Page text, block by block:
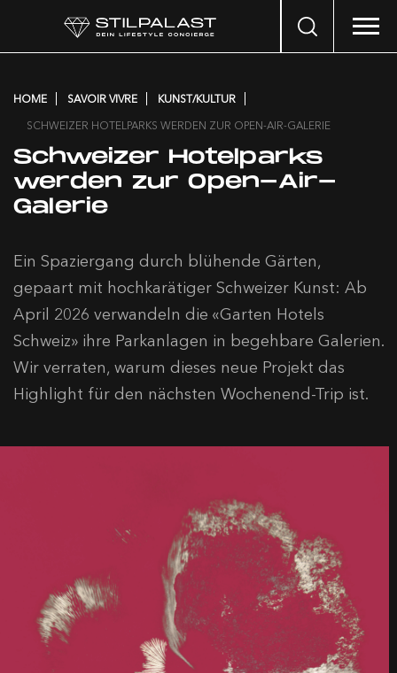
Search
HOME SAVOIR VIVRE
KUNST/KULTUR
SCHWEIZER HOTELPARKS WERDEN ZUR OPEN-AIR-GALERIE
Schweizer Hotelparks
werden zur Open-Air-
Galerie
Ein Spaziergang durch blühende Gärten,
gepaart mit hochkarätiger Schweizer Kunst: Ab
April 2026 verwandeln die «Garten Hotels
Schweiz» ihre Parkanlagen in begehbare Galerien.
Wir verraten, warum dieses neue Projekt das
Highlight für den nächsten Wochenend-Trip ist.